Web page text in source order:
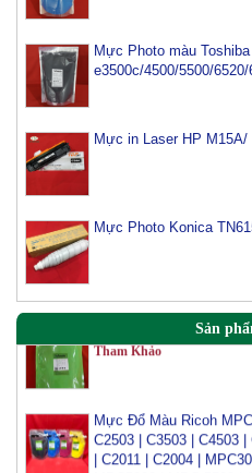
Mực Photo màu Toshiba
e3500c/4500/5500/
Mực in Laser HP M15A/
Mực Photo Konica
Sản
Mực máy photo ricoh
Mực Photocopy Ricoh
Mực đổ photo ricoh MP
C2503 | C3503 | C4503 |
| C2011 | C2004 |
MPC5002 | MPC 5502 |